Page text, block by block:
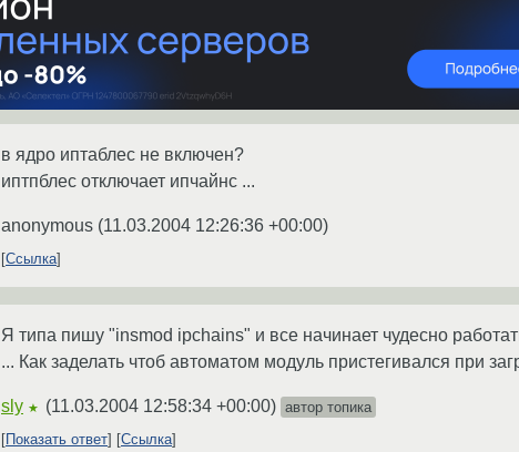
в ядро иптаблес не включен?
иптпблес отключает ипчайнс ...
anonymous (11.03.2004 12:26:36 +00:00)
Ссылка
Я типа пишу "insmod ipchains" и все начинает чудесно
... Как заделать чтоб автоматом модуль пристегивался при
sly ★ (11.03.2004 12:58:34 +00:00) автор топика
Показать ответ
Ссылка